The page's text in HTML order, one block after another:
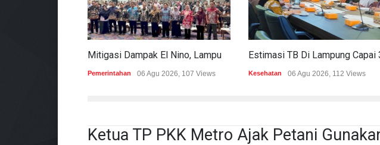
Pemerintahan 06 Agu 2026, 107 Views Kesehatan 06 Agu 2026, 112 Views
Ketua TP PKK Metro Ajak Petani